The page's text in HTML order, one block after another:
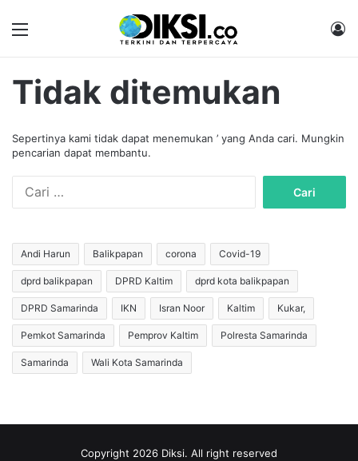
Tidak ditemukan
Sepertinya kami tidak dapat menemukan ’ yang Anda cari. Mungkin
pencarian dapat membantu.
u
n
t
u
k
:
Andi Harun Balikpapan corona Covid-19
dprd balikpapan DPRD Kaltim dprd kota balikpapan
DPRD Samarinda IKN Isran Noor Kaltim Kukar,
Pemkot Samarinda Pemprov Kaltim Polresta Samarinda
Samarinda Wali Kota Samarinda
Copyright 2026 Diksi. All right reserved